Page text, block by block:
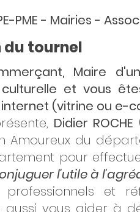
PME - Mairies -
du tournel
Maire
et vous
(vitrine ou e-
Didier ROCHE
Amoureux du
pour
l'utile à
et